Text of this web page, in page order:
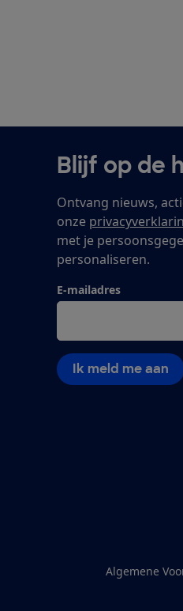
Blijf op de
Ontvang nieuws,
onze
met je
personaliseren.
E-mailadres
Ik meld me aan
Algemene